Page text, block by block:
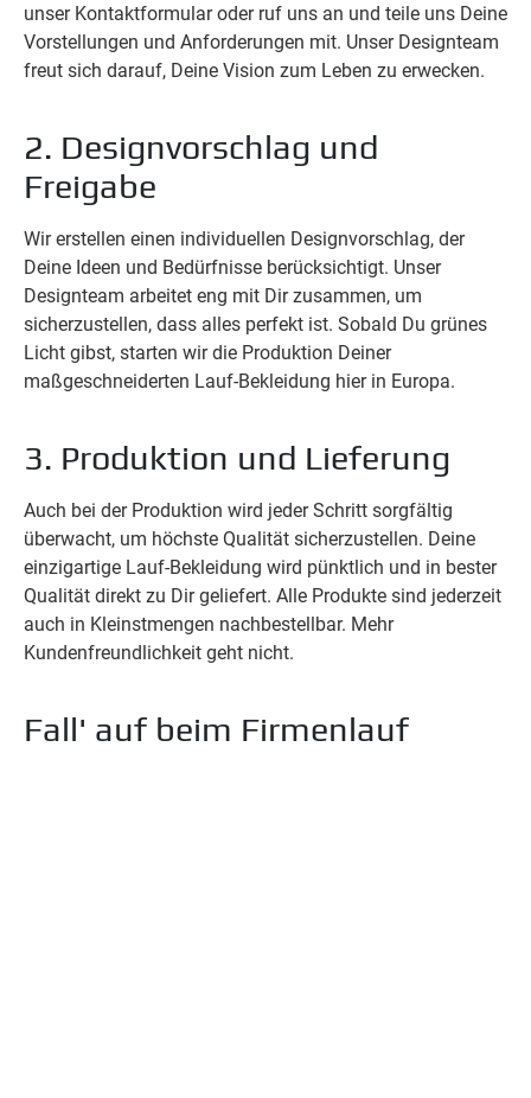
unser Kontaktformular oder ruf uns an und teile uns Deine
Vorstellungen und Anforderungen mit. Unser Designteam
freut sich darauf, Deine Vision zum Leben zu erwecken.
2. Designvorschlag und
Freigabe
Wir erstellen einen individuellen Designvorschlag, der
Deine Ideen und Bedürfnisse berücksichtigt. Unser
Designteam arbeitet eng mit Dir zusammen, um
sicherzustellen, dass alles perfekt ist. Sobald Du grünes
Licht gibst, starten wir die Produktion Deiner
maßgeschneiderten Lauf-Bekleidung hier in Europa.
3. Produktion und Lieferung
Auch bei der Produktion wird jeder Schritt sorgfältig
überwacht, um höchste Qualität sicherzustellen. Deine
einzigartige Lauf-Bekleidung wird pünktlich und in bester
Qualität direkt zu Dir geliefert. Alle Produkte sind jederzeit
auch in Kleinstmengen nachbestellbar. Mehr
Kundenfreundlichkeit geht nicht.
Fall' auf beim Firmenlauf